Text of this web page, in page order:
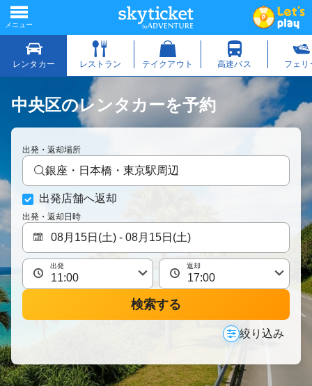
中央区のレンタカーを予約
出発・返却場所
銀座・日本橋・東京駅周辺
出発店舗へ返却
出発・返却日時
出発 返却
検索する
絞り込み